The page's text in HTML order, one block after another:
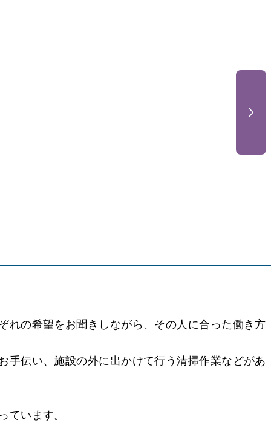
れの希望をお聞きしながら、その人に合った働き方
手伝い、施設の外に出かけて行う清掃作業などがあ
ています。